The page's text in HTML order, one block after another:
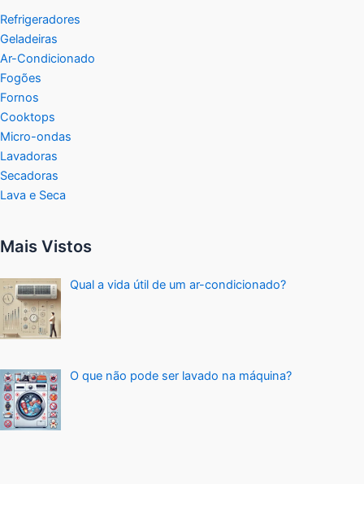
Refrigeradores
Geladeiras
Ar-Condicionado
Fogões
Fornos
Cooktops
Micro-ondas
Lavadoras
Secadoras
Lava e Seca
Mais Vistos
Qual a vida útil de um ar-condicionado?
O que não pode ser lavado na máquina?